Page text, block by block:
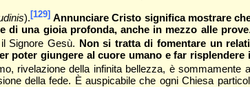
).[129] Annunciare Cristo significa mostrare
di una gioia profonda, anche in mezzo alle prove
Signore Gesù. Non si tratta di fomentare un
poter giungere al cuore umano e far
rivelazione della infinita bellezza, è sommamente
della fede. È auspicabile che ogni Chiesa